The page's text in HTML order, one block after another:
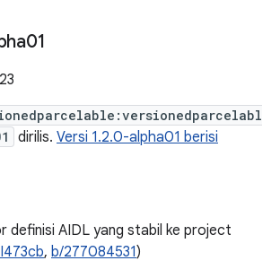
dirilis. Versi 1.2.0-alpha01 berisi
definisi AIDL yang stabil ke project
I473cb, b/277084531)